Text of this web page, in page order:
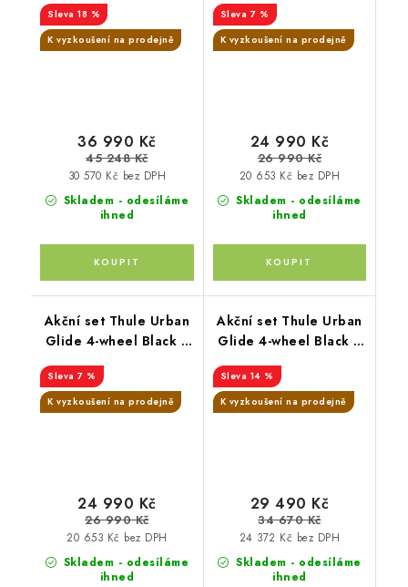
Mid blue + Joie
18 %
K vyzkoušení na prodejně
Skladem - odesíláme
ihned
30 570 Kč bez DPH
36 990 Kč
45 248 Kč
7 %
K vyzkoušení na prodejně
Skladem - odesíláme
ihned
20 653 Kč bez DPH
24 990 Kč
26 990 Kč
Akční set Thule Urban
Glide 4-wheel Black +
7 %
K vyzkoušení na prodejně
Skladem - odesíláme
ihned
20 653 Kč bez DPH
24 990 Kč
26 990 Kč
Akční set Thule Urban
Glide 4-wheel Black +
moskytiéra + madlo +
pláštěnka na korbu +
14 %
K vyzkoušení na prodejně
Skladem - odesíláme
ihned
24 372 Kč bez DPH
29 490 Kč
34 670 Kč